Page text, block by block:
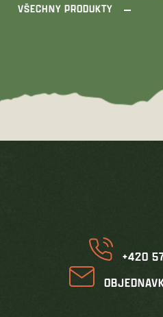
VŠECHNY PRODUKTY
+420